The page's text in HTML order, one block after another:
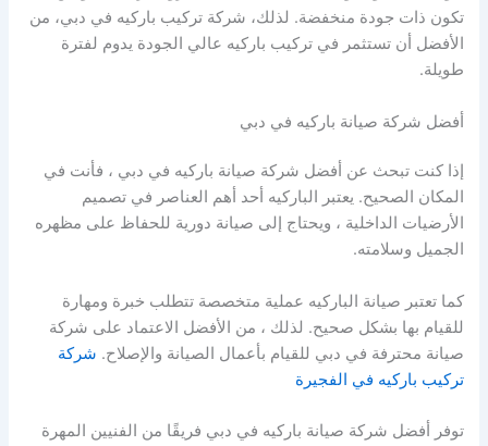
تكون ذات جودة منخفضة. لذلك، شركة تركيب باركيه في دبي، من
الأفضل أن تستثمر في تركيب باركيه عالي الجودة يدوم لفترة
طويلة.
أفضل شركة صيانة باركيه في دبي
إذا كنت تبحث عن أفضل شركة صيانة باركيه في دبي ، فأنت في
المكان الصحيح. يعتبر الباركيه أحد أهم العناصر في تصميم
الأرضيات الداخلية ، ويحتاج إلى صيانة دورية للحفاظ على مظهره
الجميل وسلامته.
كما تعتبر صيانة الباركيه عملية متخصصة تتطلب خبرة ومهارة
للقيام بها بشكل صحيح. لذلك ، من الأفضل الاعتماد على شركة
صيانة محترفة في دبي للقيام بأعمال الصيانة والإصلاح. شركة
تركيب باركيه في الفجيرة
توفر أفضل شركة صيانة باركيه في دبي فريقًا من الفنيين المهرة